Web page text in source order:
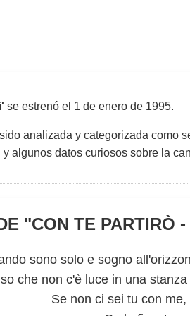
se estrenó el 1 de enero de 1995.
analizada y categorizada como
algunos datos curiosos sobre la
"CON TE PARTIRÒ
sono solo e sogno
che non c'è luce in una
Se non ci sei tu con me,